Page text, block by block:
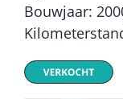
Bouwjaar: